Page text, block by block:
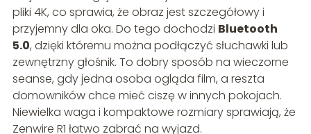
pliki 4K, co sprawia, że obraz jest szczegółowy i
przyjemny dla oka. Do tego dochodzi Bluetooth
5.0, dzięki któremu można podłączyć słuchawki lub
zewnętrzny głośnik. To dobry sposób na wieczorne
seanse, gdy jedna osoba ogląda film, a reszta
domowników chce mieć ciszę w innych pokojach.
Niewielka waga i kompaktowe rozmiary sprawiają, że
Zenwire R1 łatwo zabrać na wyjazd.